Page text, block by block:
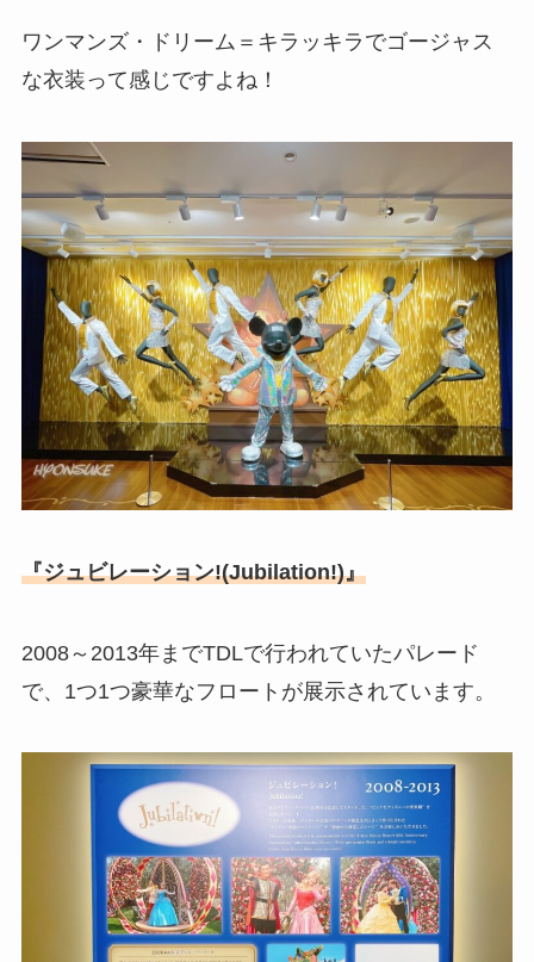
ワンマンズ・ドリーム＝キラッキラでゴージャス
な衣装って感じですよね！
『ジュビレーション!(Jubilation!)』
2008～2013年までTDLで行われていたパレード
で、1つ1つ豪華なフロートが展示されています。